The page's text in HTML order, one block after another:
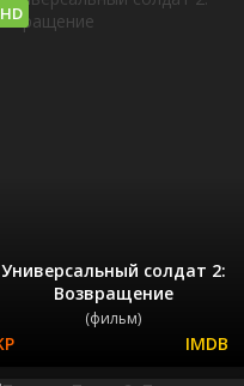
Универсальный солдат 2:
Возвращение
(фильм)
HD